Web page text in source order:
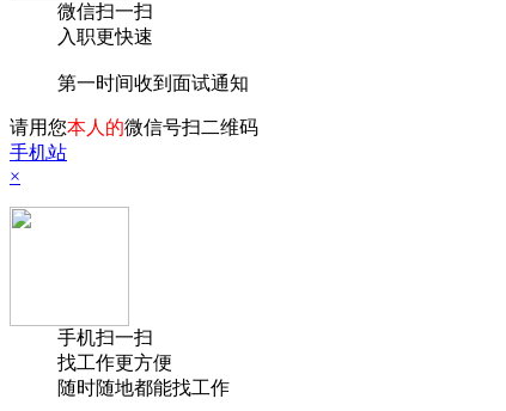
微信扫一扫
入职更快速
第一时间收到面试通知
请用您本人的微信号扫二维码
手机站
×
手机扫一扫
找工作更方便
随时随地都能找工作